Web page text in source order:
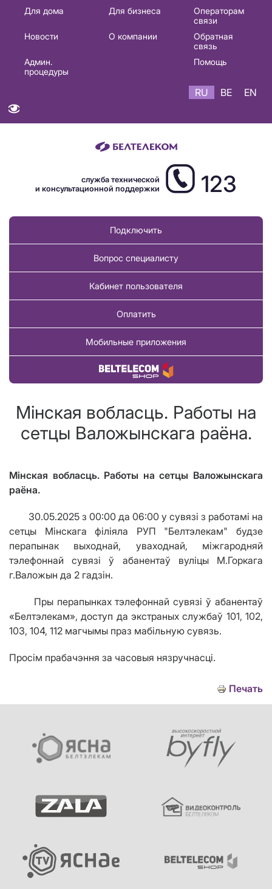
Основная
навигация
Для дома Для бизнеса
Операторам
связи
Новости
О компании
Обратная
связь
Админ.
процедуры
Помощь
RU BE EN
служба технической
и консультационной поддержки
123
Подключить
Вопрос специалисту
Кабинет пользователя
Оплатить
Мобильные приложения
Купить товар
Мінская вобласць. Работы на
сетцы Валожынскага раёна.
Мінская вобласць. Работы на сетцы Валожынскага
раёна.
30.05.2025 з 00:00 да 06:00 у сувязі з работамі на
сетцы Мінскага філіяла РУП "Белтэлекам" будзе
перапынак выходнай, уваходнай, міжгародняй
тэлефоннай сувязі ў абанентаў вулiцы М.Горкага
г.Валожын да 2 гадзiн.
Пры перапынках тэлефоннай сувязі ў абанентаў
«Белтэлекам», доступ да экстраных службаў 101, 102,
103, 104, 112 магчымы праз мабільную сувязь.
Просім прабачэння за часовыя нязручнасці.
Печать